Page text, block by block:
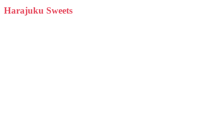
Harajuku Sweets